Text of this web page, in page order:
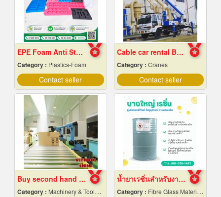
EPE Foam Anti Static
Category : Plastics-Foam
Contact seller
Cable car rental Bangkok
Category : Cranes
Contact seller
Buy second hand industrial machinery
Category : Machinery & Tools-New
น้ำยาเรซิ่นสำหรับงานหล่อไฟเบอร์กลาส ขายราคาส่ง
Category : Fibre Glass Materials